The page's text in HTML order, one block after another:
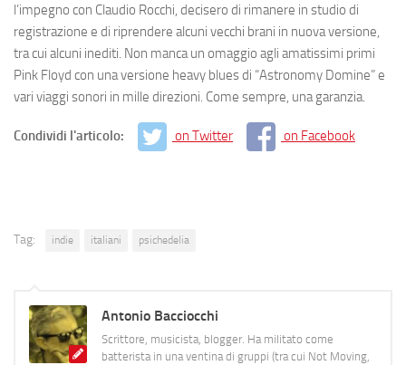
l’impegno con Claudio Rocchi, decisero di rimanere in studio di
registrazione e di riprendere alcuni vecchi brani in nuova versione,
tra cui alcuni inediti. Non manca un omaggio agli amatissimi primi
Pink Floyd con una versione heavy blues di “Astronomy Domine” e
vari viaggi sonori in mille direzioni. Come sempre, una garanzia.
Condividi l'articolo: on Twitter on Facebook
Tag: indie italiani psichedelia
Antonio Bacciocchi
Scrittore, musicista, blogger. Ha militato come
batterista in una ventina di gruppi (tra cui Not Moving,